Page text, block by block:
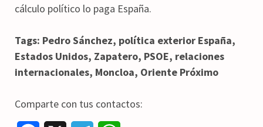
cálculo político lo paga España.
Tags: Pedro Sánchez, política exterior España,
Estados Unidos, Zapatero, PSOE, relaciones
internacionales, Moncloa, Oriente Próximo
Comparte con tus contactos: